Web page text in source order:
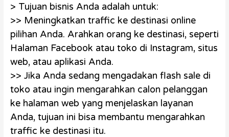
> Tujuan bisnis Anda adalah untuk:
>> Meningkatkan traffic ke destinasi online
pilihan Anda. Arahkan orang ke destinasi, seperti
Halaman Facebook atau toko di Instagram, situs
web, atau aplikasi Anda.
>> Jika Anda sedang mengadakan flash sale di
toko atau ingin mengarahkan calon pelanggan
ke halaman web yang menjelaskan layanan
Anda, tujuan ini bisa membantu mengarahkan
traffic ke destinasi itu.